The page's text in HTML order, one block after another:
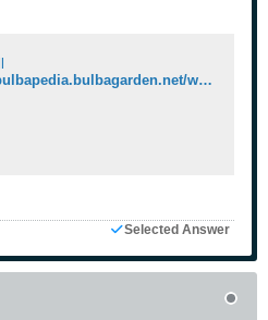
https://bulbapedia.bulbagarden.net/wiki/Ultra_Ball
Selected Answer